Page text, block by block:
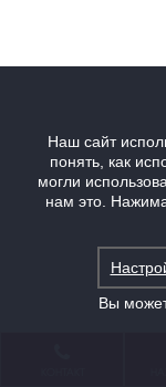
Наш сайт
понять, как
могли
нам это.
Вы